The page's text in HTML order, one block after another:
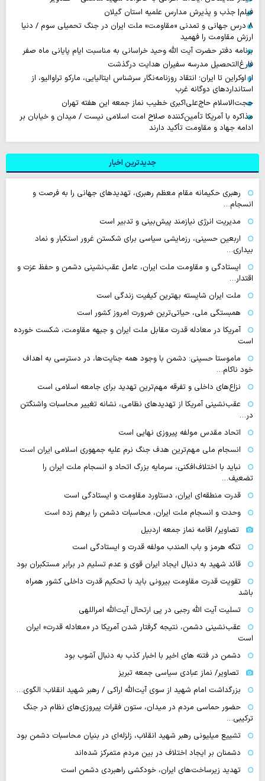
فیلم| جذب و پذیرش مدارس علمیه استان گیلان
۸ درس جهانی و تمدنی «مقاومت» ملت ایران در جنگ تحمیلی سوم / دنیا
ارزش مقاومت را فهمید
برنامه دفتر حضرت آیت الله وحید خراسانی به مناسبت ایام پایانی ماه صفر
فارغ‌التحصیل مدرسه سفیران هدایت درگذشت
از اوکراین تا ایران؛ انتقاد روزنامه‌نگار سرشناس ایتالیایی، مارکو تراوالیو، از
استانداردهای دوگانه غرب
حجت‌الاسلام حاج‌علی‌اکبری خطیب نماز جمعه این هفته تهران
مذاکره با آمریکا تأمین‌کننده صلاح امت اسلامی نیست / میدان و خیابان بر
ادامه جهاد و مقاومت تأکید دارند
جدیدترین اخبار
رهبری حکیمانه مقام معظم رهبری، تهدیدهای جهانی را به فرصت و
انسجام…
مدیریت انرژی نیازمند پیش‌بینی و تدبیر است
اربعین حسینی، رزمایشی سیاسی برای شکستن غرور استکبار و نماد
بیداری…
ایستادگی و مقاومت ملت ایران، عامل عقب‌نشینی دشمن و حفظ عزت و
اقتدار…
ملت ایران شایسته بهترین کیفیت زندگی است
همبستگی ملی، حیاتی‌ترین ضرورت امروز کشور است
آمریکا در معادله قدرت مقابل ملت ایران و جبهه مقاومت، شکست خورده
است
ماموستا حسینی: دشمن با وجود همه جنایت‌ها، در دسترسی به اهداف
خود ناکام…
نزاع‌های داخلی و تفرقه مهم‌ترین تهدید برای جامعه اسلامی است
عقب‌نشینی آمریکا از تهدیدهای نظامی، نشانه تغییر محاسبات واشنگتن
در…
اتحاد مقدس مولفه پیروزی نهایی است
انسجام ملی مهم‌ترین هدف جنگ نرم علیه جمهوری اسلامی ایران است
نباید با اختلاف‌افکنی، سرمایه بزرگ اتحاد و انسجام ملت ایران را
تضعیف…
قدرت منطقه‌ای ایران، دستاورد مقاومت و ایستادگی است
وحدت و انسجام ملت ایران، محاسبات دشمن را برهم زده است
تصاویر/ اقامه نماز جمعه اردبیل
تنگه‌ هرمز و باب المندب مولفه قدرت و ایستادگی است
قائد شهید به دنبال ایجاد ایران قوی و عدم تسلیم در برابر مستکبران بود
تقویت قدرت مقاومت بیرونی باید با تحکیم قدرت داخلی کشور همراه
باشد
تسلیت آیت الله رجبی در پی ارتحال آیت‌الله امراللهی
عقب‌نشینی دشمن، نتیجه گرفتار شدن آمریکا در «معادله قدرت» ایران
است
دشمن در فتنه های اخیر با اخبار کذب به دنبال آشوب بود
تصاویر/ نماز عبادی سیاسی جمعه تبریز
بزرگداشت امام شهید از سوی آیت‌الله اراکی / رهبر شهید انقلاب؛ الگوی…
حضور حماسی مردم در میدان، ستون فقرات پیروزی‌های نظام در جنگ
ترکیبی…
تشییع میلیونی رهبر شهید انقلاب، زلزله‌ای در بنیان محاسبات دشمن بود
دشمنان بر ایجاد اختلاف در بین مردم متمرکز شده‌اند
تهدید زیرساخت‌های ایران، خودکشی راهبردی دشمن است